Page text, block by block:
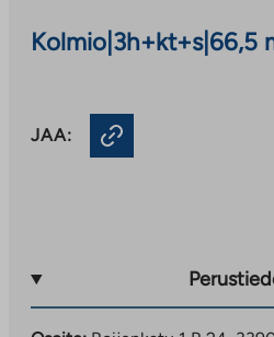
Kolmio 3h+kt+s| 66,5
JAA: